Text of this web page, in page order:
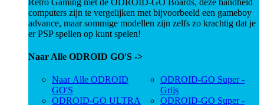
computers zijn te vergelijken met bijvoorbeeld een gameboy
advance, maar sommige modellen zijn zelfs zo krachtig dat je
er PSP spellen op kunt spelen!
Naar Alle ODROID GO'S ->
Naar Alle ODROID
GO'S
ODROID-GO ULTRA
ODROID-GO Super -
Grijs
ODROID-GO Super -